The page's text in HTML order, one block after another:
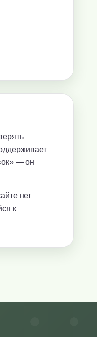
— он
нет
к